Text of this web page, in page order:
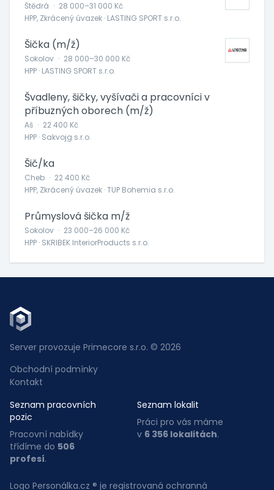
Štědrá · 28 000–31 000 Kč
HPP, Zkrácený úvazek · LASTING SPORT s.r.o.
Šička (m/ž)
Sokolov · 28 000–30 000 Kč
HPP · LASTING SPORT s.r.o.
Švadleny, šičky, vyšívači a pracovníci v
příbuzných oborech (m/ž)
Aš · 22 400 Kč
HPP · Sakvojg s.r.o.
Šič/ka
Cheb · 22 400 Kč
HPP, Zkrácený úvazek · TUP Bohemia s.r.o.
Průmyslová šička m/ž
Sokolov · 23 000–26 000 Kč
HPP · SKRIBEK InteriorProducts s.r.o.
Server provozuje Primecore s.r.o. © 2026
Obchodní podmínky
Kontakt
Seznam pracovních
pozic
Pracovní nabídky
třídíme do 506
profesí.
Seznam lokalit
Práci pro vás máme
v 6 356 lokalitách.
Logo Personálka.cz ® je registrovaná ochranná